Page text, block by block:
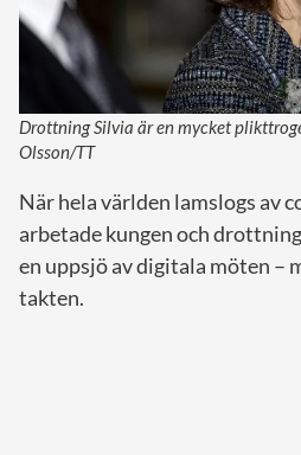
Drottning Silvia är en mycket
Olsson/TT
När hela världen lamslogs av
arbetade kungen och
en uppsjö av digitala möten –
takten.